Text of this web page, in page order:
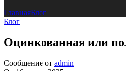
ГлавнаяБлог
Блог
Оцинкованная или
Сообщение от admin